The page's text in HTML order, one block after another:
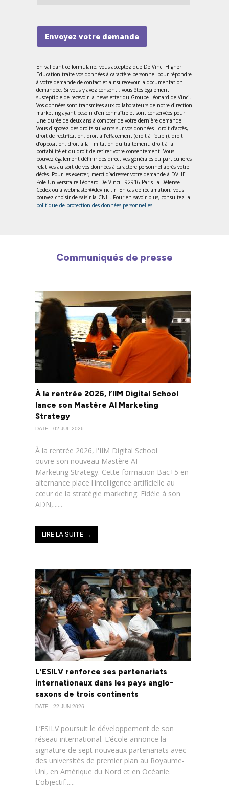
Envoyez votre demande
En validant ce formulaire, vous acceptez que De Vinci Higher
Education traite vos données à caractère personnel pour répondre
à votre demande de contact et ainsi recevoir la documentation
demandée. Si vous y avez consenti, vous êtes également
susceptible de recevoir la newsletter du Groupe Léonard de Vinci.
Vos données sont transmises aux collaborateurs de notre direction
marketing ayant besoin d’en connaître et sont conservées pour
une durée de deux ans à compter de votre dernière demande.
Vous disposez des droits suivants sur vos données : droit d’accès,
droit de rectification, droit à l’effacement (droit à l’oubli), droit
d’opposition, droit à la limitation du traitement, droit à la
portabilité et du droit de retirer votre consentement. Vous
pouvez également définir des directives générales ou particulières
relatives au sort de vos données à caractère personnel après votre
décès. Pour les exercer, merci d’adresser votre demande à DVHE -
Pôle Universitaire Léonard De Vinci - 92916 Paris La Défense
Cedex ou à webmaster@devinci.fr. En cas de réclamation, vous
pouvez choisir de saisir la CNIL. Pour en savoir plus, consultez la
politique de protection des données personnelles
Communiqués de presse
À la rentrée 2026, l’IIM Digital School
lance son Mastère AI Marketing
Strategy
DATE : 02 JUL 2026
À la rentrée 2026, l'IIM Digital School
ouvre son nouveau Mastère AI
Marketing Strategy. Cette formation Bac+5 en
alternance place l'intelligence artificielle au
cœur de la stratégie marketing. Fidèle à son
ADN,......
LIRE LA SUITE →
L’ESILV renforce ses partenariats
internationaux dans les pays anglo-
saxons de trois continents
DATE : 22 JUN 2026
L’ESILV poursuit le développement de son
réseau international. L’école annonce la
signature de sept nouveaux partenariats avec
des universités de premier plan au Royaume-
Uni, en Amérique du Nord et en Océanie.
L’objectif......